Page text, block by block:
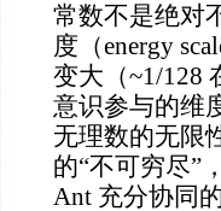
常数不是绝对
度（energy
变大（~1/128
意识参与的维
无理数的无限
的“不可穷尽”
Ant 充分协同